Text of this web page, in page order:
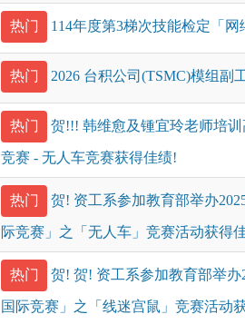
热门 114年度第3梯次技能检定「
热门 2026 台积公司(TSMC)模组副
热门 贺!!! 韩维愈及锺宜玲老师培
竞赛 - 无人车竞赛获得佳绩!
热门 贺! 资工系参加教育部举办
际竞赛」之「无人车」竞赛活动获得
热门 贺! 贺! 资工系参加教育部举
国际竞赛」之「线迷宫鼠」竞赛活动